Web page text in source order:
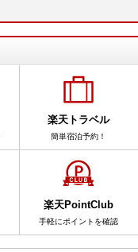
楽天トラベル
簡単宿泊予約！
楽天PointClub
手軽にポイントを確認